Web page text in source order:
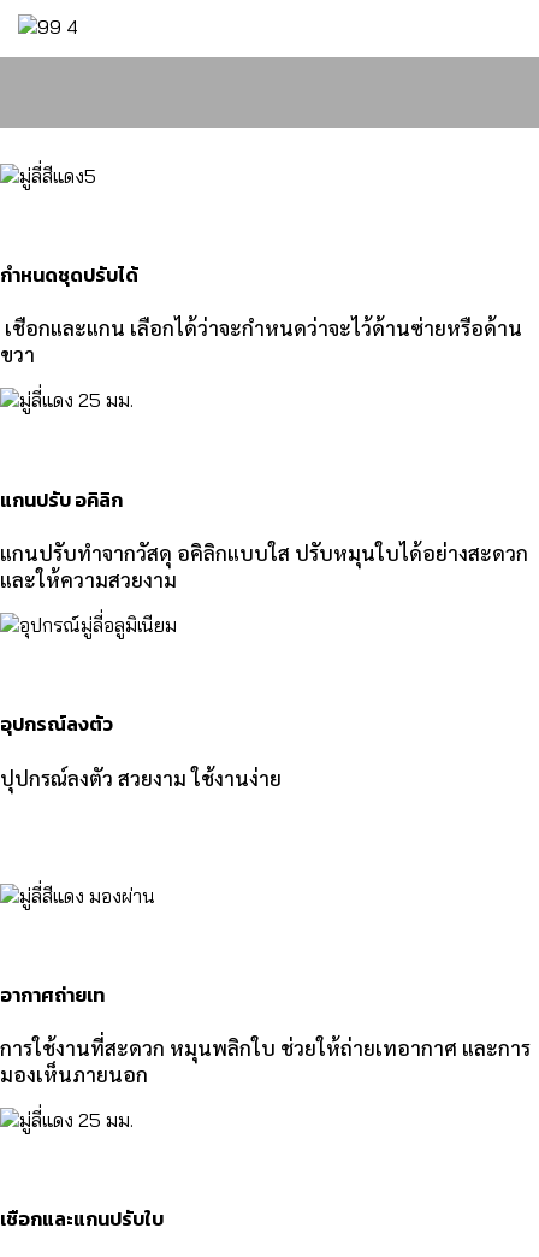
กำหนดชุดปรับได้
เชือกและแกน เลือกได้ว่าจะกำหนดว่าจะไว้ด้านซ่ายหรือด้าน
ขวา
แกนปรับ อคิลิก
แกนปรับทำจากวัสดุ อคิลิกแบบใส ปรับหมุนใบได้อย่างสะดวก
และให้ความสวยงาม
อุปกรณ์ลงตัว
ปุปกรณ์ลงตัว สวยงาม ใช้งานง่าย
อากาศถ่ายเท
การใช้งานที่สะดวก หมุนพลิกใบ ช่วยให้ถ่ายเทอากาศ และการ
มองเห็นภายนอก
เชือกและแกนปรับใบ